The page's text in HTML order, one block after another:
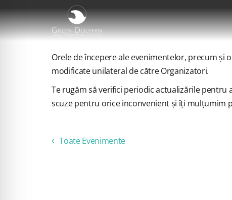
to
content
Orele de începere ale evenimentelor, precum
modificate unilateral de către Organizatori.
Te rugăm să verifici periodic actualizările pentru
scuze pentru orice inconvenient și îți mulțumim
Toate Evenimente